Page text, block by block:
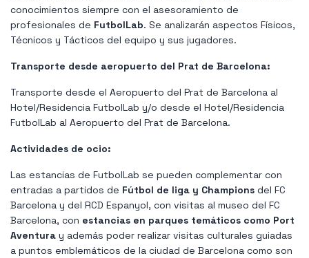
conocimientos siempre con el asesoramiento de
profesionales de FutbolLab. Se analizarán aspectos Físicos,
Técnicos y Tácticos del equipo y sus jugadores.
Transporte desde aeropuerto del Prat de Barcelona:
Transporte desde el Aeropuerto del Prat de Barcelona al
Hotel/Residencia FutbolLab y/o desde el Hotel/Residencia
FutbolLab al Aeropuerto del Prat de Barcelona.
Actividades de ocio:
Las estancias de FutbolLab se pueden complementar con
entradas a partidos de Fútbol de liga y Champions del FC
Barcelona y del RCD Espanyol, con visitas al museo del FC
Barcelona, con estancias en parques temáticos como Port
Aventura y además poder realizar visitas culturales guiadas
a puntos emblemáticos de la ciudad de Barcelona como son